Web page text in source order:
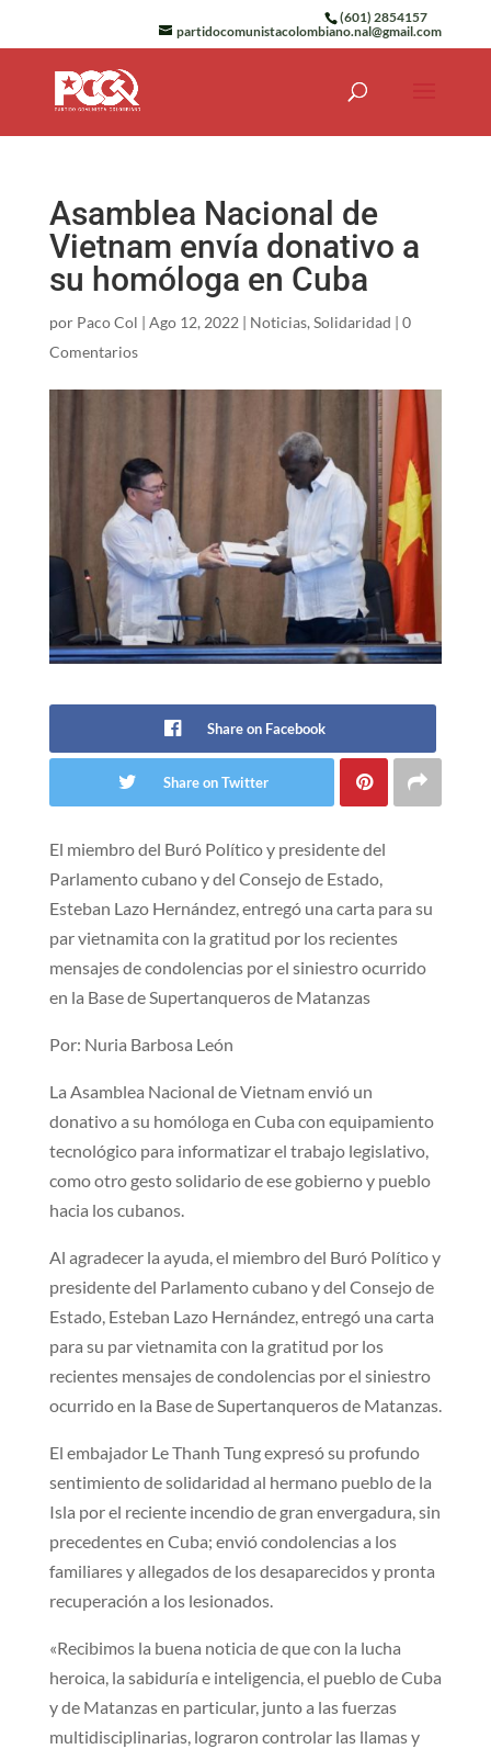
(601) 2854157
partidocomunistacolombiano.nal@gmail.com
Asamblea Nacional de
Vietnam envía donativo a
su homóloga en Cuba
por Paco Col | Ago 12, 2022 | Noticias, Solidaridad | 0
Comentarios
Share on Facebook
Share on Twitter
El miembro del Buró Político y presidente del
Parlamento cubano y del Consejo de Estado,
Esteban Lazo Hernández, entregó una carta para su
par vietnamita con la gratitud por los recientes
mensajes de condolencias por el siniestro ocurrido
en la Base de Supertanqueros de Matanzas
Por: Nuria Barbosa León
La Asamblea Nacional de Vietnam envió un
donativo a su homóloga en Cuba con equipamiento
tecnológico para informatizar el trabajo legislativo,
como otro gesto solidario de ese gobierno y pueblo
hacia los cubanos.
Al agradecer la ayuda, el miembro del Buró Político y
presidente del Parlamento cubano y del Consejo de
Estado, Esteban Lazo Hernández, entregó una carta
para su par vietnamita con la gratitud por los
recientes mensajes de condolencias por el siniestro
ocurrido en la Base de Supertanqueros de Matanzas.
El embajador Le Thanh Tung expresó su profundo
sentimiento de solidaridad al hermano pueblo de la
Isla por el reciente incendio de gran envergadura, sin
precedentes en Cuba; envió condolencias a los
familiares y allegados de los desaparecidos y pronta
recuperación a los lesionados.
«Recibimos la buena noticia de que con la lucha
heroica, la sabiduría e inteligencia, el pueblo de Cuba
y de Matanzas en particular, junto a las fuerzas
multidisciplinarias, lograron controlar las llamas y